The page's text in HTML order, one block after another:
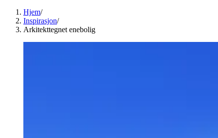
Hjem/
Inspirasjon/
Arkitekttegnet enebolig